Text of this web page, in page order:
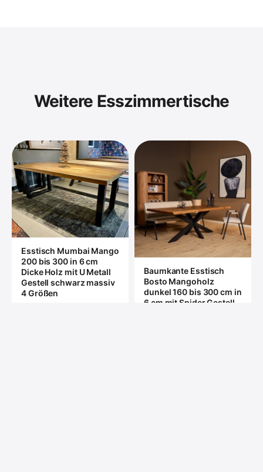
Weitere Esszimmertische
Esstisch Mumbai Mango
200 bis 300 in 6 cm
Dicke Holz mit U Metall
Gestell schwarz massiv
4 Größen
Baumkante Esstisch
Bosto Mangoholz
dunkel 160 bis 300 cm in
6 cm mit Spider Gestell